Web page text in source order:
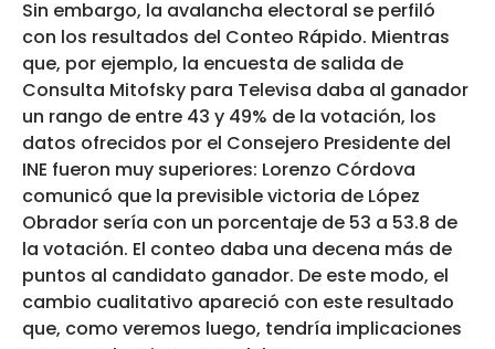
Sin embargo, la avalancha electoral se perfiló
con los resultados del Conteo Rápido. Mientras
que, por ejemplo, la encuesta de salida de
Consulta Mitofsky para Televisa daba al ganador
un rango de entre 43 y 49% de la votación, los
datos ofrecidos por el Consejero Presidente del
INE fueron muy superiores: Lorenzo Córdova
comunicó que la previsible victoria de López
Obrador sería con un porcentaje de 53 a 53.8 de
la votación. El conteo daba una decena más de
puntos al candidato ganador. De este modo, el
cambio cualitativo apareció con este resultado
que, como veremos luego, tendría implicaciones